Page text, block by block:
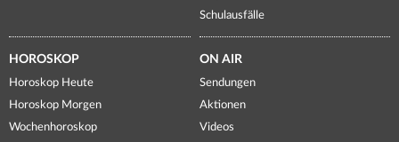
Schulausfälle
HOROSKOP
Horoskop Heute
Horoskop Morgen
Wochenhoroskop
ON AIR
Sendungen
Aktionen
Videos